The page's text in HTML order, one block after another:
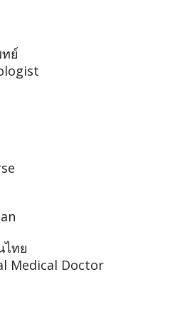
ย์
ทย
Medical Doctor